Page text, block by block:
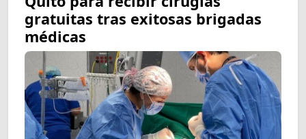
gratuitas tras exitosas brigadas
médicas